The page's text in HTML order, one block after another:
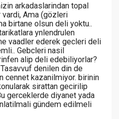
arkadaslarindan topal
vardi, Ama (gözleri
birtane olsun deli yoktu..
ynlendrulen
vaadler ederek gecleri deli
Gebcleri nasil
alip deli edebiliyorlar?
denilen din de
cennet kazanilmiyor. birinin
sirattan gecirilip
gerceklerde diyanet yada
gündem edilmeli